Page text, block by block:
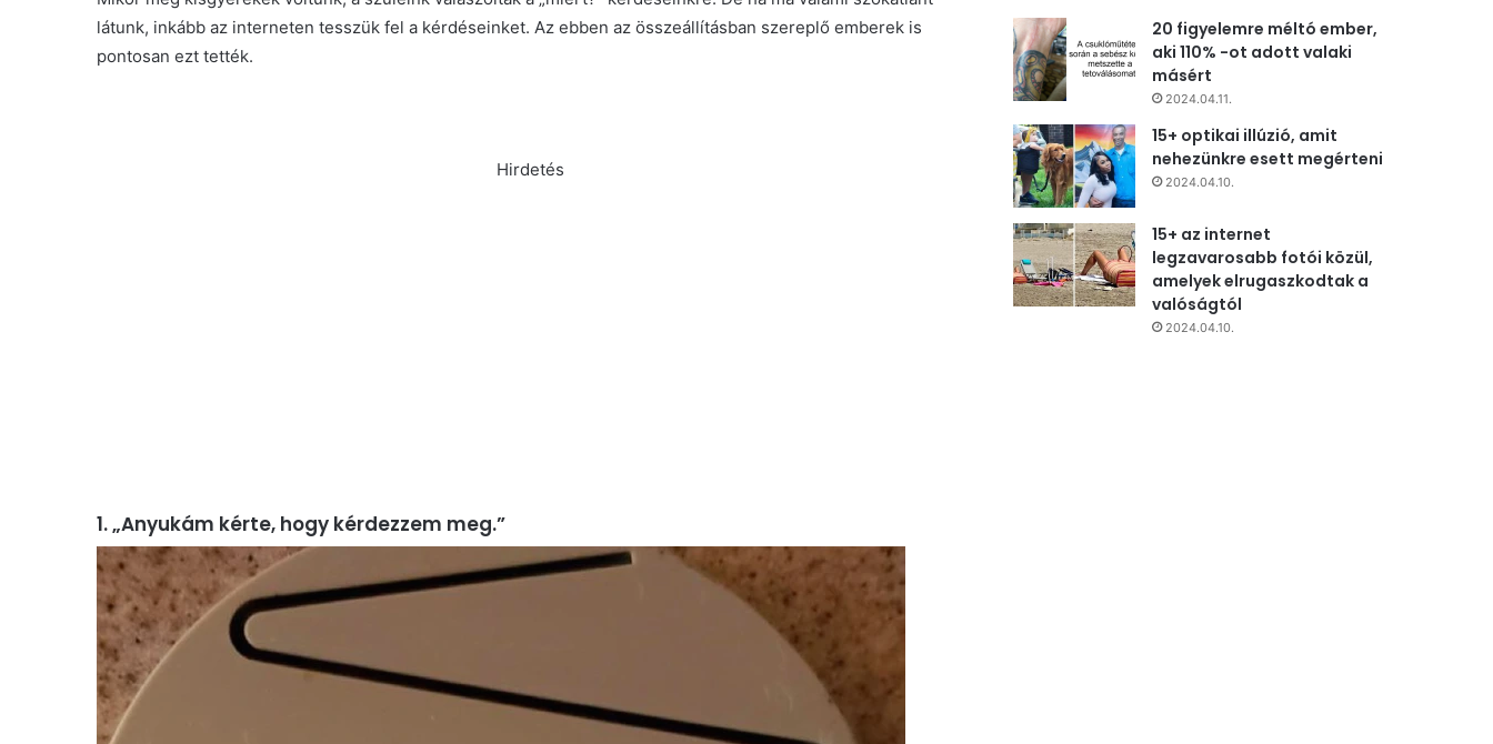
látunk, inkább az interneten tesszük fel a kérdéseinket. Az ebben az összeállításban szereplő emberek is
pontosan ezt tették.
Hirdetés
1. „Anyukám kérte, hogy kérdezzem meg.”
20 figyelemre méltó ember,
aki 110% -ot adott valaki
másért
2024.04.11.
15+ optikai illúzió, amit
nehezünkre esett megérteni
2024.04.10.
15+ az internet
legzavarosabb fotói közül,
amelyek elrugaszkodtak a
valóságtól
2024.04.10.